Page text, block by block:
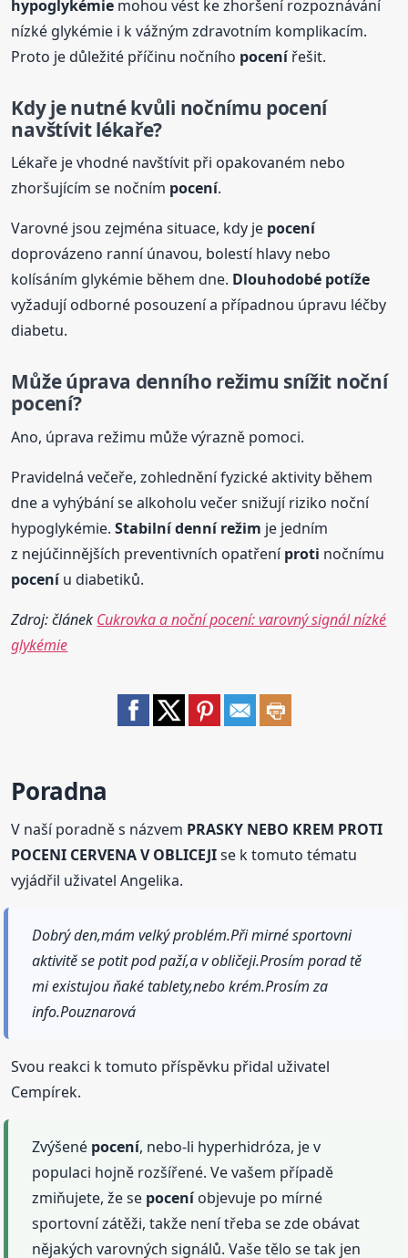
hypoglykémie mohou vést ke zhoršení rozpoznávání
nízké glykémie i k vážným zdravotním komplikacím.
Proto je důležité příčinu nočního pocenířešit.
Kdy je nutné kvůli nočnímu pocení
navštívit lékaře?
Lékaře je vhodné navštívit při opakovaném nebo
zhoršujícím se nočním pocení.
Varovné jsou zejména situace, kdy je pocení
doprovázeno ranní únavou, bolestí hlavy nebo
kolísáním glykémie během dne. Dlouhodobé potíže
vyžadují odborné posouzení a případnou úpravu léčby
diabetu.
Může úprava denního režimu snížit noční
pocení?
Ano, úprava režimu může výrazně pomoci.
Pravidelná večeře, zohlednění fyzické aktivity během
dne a vyhýbání se alkoholu večer snižují riziko noční
hypoglykémie.Stabilní denní režim je jedním
z nejúčinnějších preventivních opatřeníproti nočnímu
poceníu diabetiků.
Zdroj: článek Cukrovka a noční pocení: varovný signál nízké
glykémie
Poradna
V naší poradně s názvem PRASKY NEBO KREM PROTI
POCENI CERVENA V OBLICEJIse k tomuto tématu
vyjádřil uživatel Angelika.
Dobrý den,mám velký problém.Při mirné sportovni
aktivitě se potit pod paží,a v obličeji.Prosím porad tě
mi existujou ňaké tablety,nebo krém.Prosím za
info.Pouznarová
Svou reakci k tomuto příspěvku přidal uživatel
Cempírek.
Zvýšené pocení, nebo-li hyperhidróza, je v
populaci hojně rozšířené. Ve vašem případě
zmiňujete, že se poceníobjevuje po mírné
sportovní zátěži, takže není třeba se zde obávat
nějakých varovných signálů. Vaše tělo se tak jen